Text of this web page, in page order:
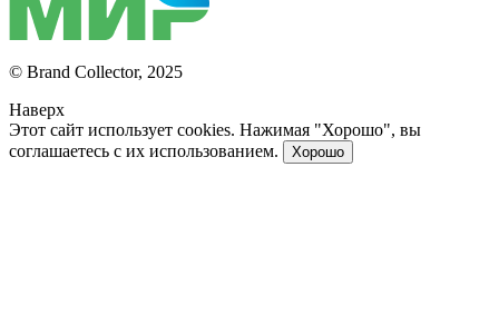
© Brand Collector, 2025
Наверх
Этот сайт использует cookies. Нажимая "Хорошо", вы
соглашаетесь с их использованием.
Хорошо